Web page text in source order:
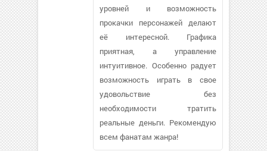
уровней и возможность
прокачки персонажей делают
её интересной. Графика
приятная, а управление
интуитивное. Особенно радует
возможность играть в свое
удовольствие без
необходимости тратить
реальные деньги. Рекомендую
всем фанатам жанра!